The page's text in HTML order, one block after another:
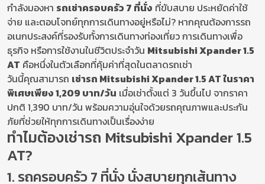
กำลังมองหา รถเช่าครอบครัว 7 ที่นั่ง ที่ขับสบาย ประหยัดค่าใช้
จ่าย และตอบโจทย์ทุกการเดินทางอยู่หรือไม่? หากคุณต้องการรถ
อเนกประสงค์ที่รองรับทั้งการเดินทางท่องเที่ยว การเดินทางเพื่อ
ธุรกิจ หรือการใช้งานในชีวิตประจำวัน Mitsubishi Xpander 1.5
AT คือหนึ่งในตัวเลือกที่คุ้มค่าที่สุดในตลาดรถเช่า
วันนี้คุณสามารถ เช่ารถ Mitsubishi Xpander 1.5 AT ในราคา
พิเศษเพียง 1,209 บาท/วัน เมื่อเช่าตั้งแต่ 3 วันขึ้นไป จากราคา
ปกติ 1,390 บาท/วัน พร้อมความอุ่นใจด้วยรถคุณภาพและประกัน
ภัยที่ช่วยให้ทุกการเดินทางเป็นเรื่องง่าย
ทำไมต้องเช่ารถ Mitsubishi Xpander 1.5
AT?
1. รถครอบครัว 7 ที่นั่ง นั่งสบายทุกเส้นทาง